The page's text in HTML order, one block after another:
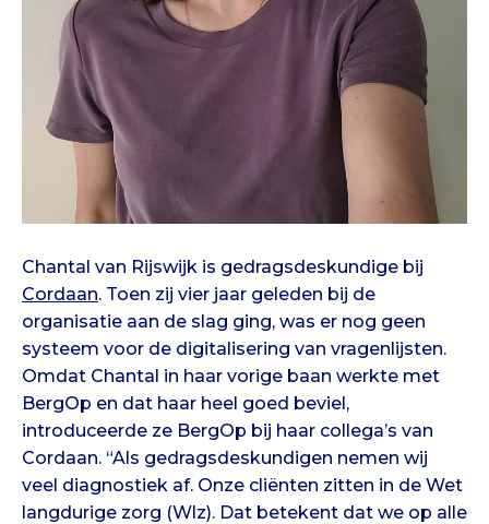
Chantal van Rijswijk is gedragsdeskundige bij
Cordaan. Toen zij vier jaar geleden bij de
organisatie aan de slag ging, was er nog geen
systeem voor de digitalisering van vragenlijsten.
Omdat Chantal in haar vorige baan werkte met
BergOp en dat haar heel goed beviel,
introduceerde ze BergOp bij haar collega’s van
Cordaan. “Als gedragsdeskundigen nemen wij
veel diagnostiek af. Onze cliënten zitten in de Wet
langdurige zorg (Wlz). Dat betekent dat we op alle